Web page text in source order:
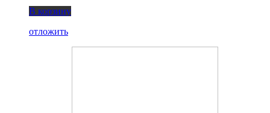
В корзину
отложить